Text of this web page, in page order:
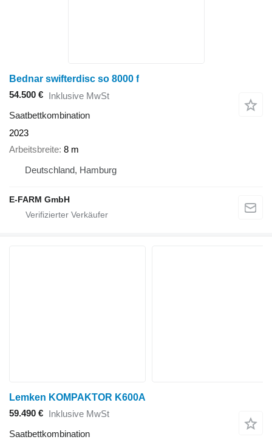
Bednar swifterdisc so 8000 f
54.500 € Inklusive MwSt
Saatbettkombination
2023
Arbeitsbreite 8 m
Deutschland, Hamburg
E-FARM GmbH
Lemken KOMPAKTOR K600A
59.490 € Inklusive MwSt
Saatbettkombination